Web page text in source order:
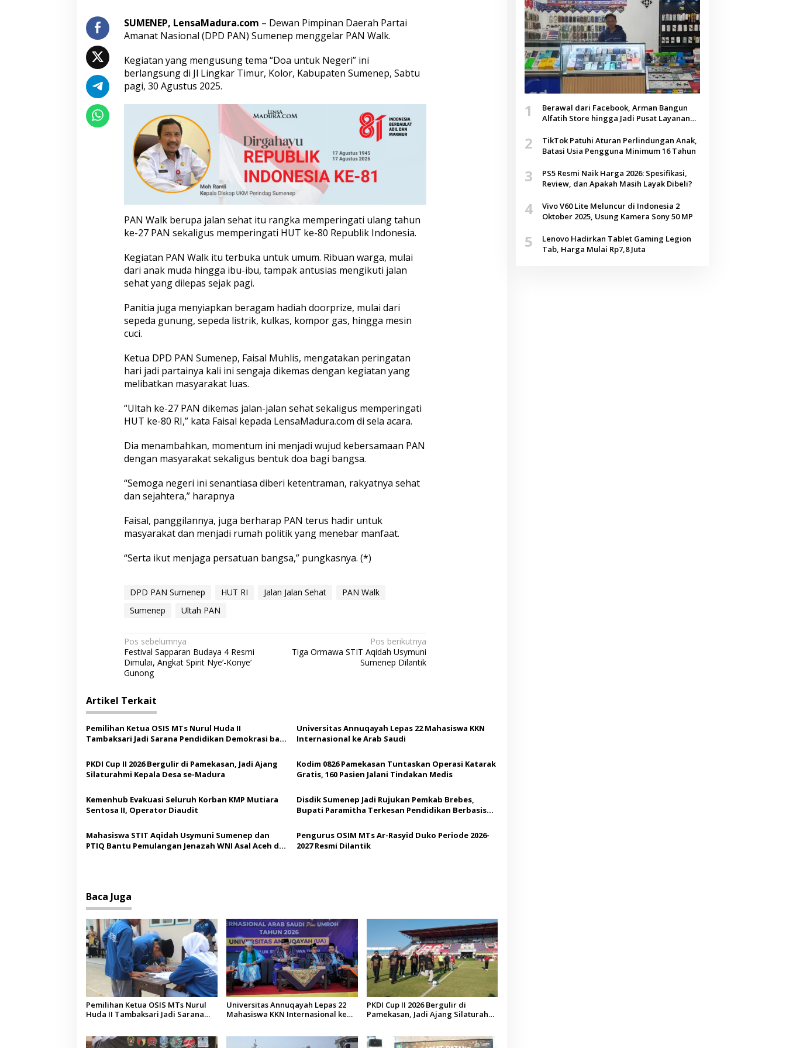
a
u
n
u
k
N
e
g
e
r
i
SUMENEP, LensaMadura.com – Dewan Pimpinan Daerah Partai
Amanat Nasional (DPD PAN) Sumenep menggelar PAN Walk.
Kegiatan yang mengusung tema “Doa untuk Negeri” ini
berlangsung di Jl Lingkar Timur, Kolor, Kabupaten Sumenep, Sabtu
pagi, 30 Agustus 2025.
PAN Walk berupa jalan sehat itu rangka memperingati ulang tahun
ke-27 PAN sekaligus memperingati HUT ke-80 Republik Indonesia.
Kegiatan PAN Walk itu terbuka untuk umum. Ribuan warga, mulai
dari anak muda hingga ibu-ibu, tampak antusias mengikuti jalan
sehat yang dilepas sejak pagi.
Panitia juga menyiapkan beragam hadiah doorprize, mulai dari
sepeda gunung, sepeda listrik, kulkas, kompor gas, hingga mesin
cuci.
Ketua DPD PAN Sumenep, Faisal Muhlis, mengatakan peringatan
hari jadi partainya kali ini sengaja dikemas dengan kegiatan yang
melibatkan masyarakat luas.
“Ultah ke-27 PAN dikemas jalan-jalan sehat sekaligus memperingati
HUT ke-80 RI,” kata Faisal kepada LensaMadura.com di sela acara.
Dia menambahkan, momentum ini menjadi wujud kebersamaan PAN
dengan masyarakat sekaligus bentuk doa bagi bangsa.
“Semoga negeri ini senantiasa diberi ketentraman, rakyatnya sehat
dan sejahtera,” harapnya
Faisal, panggilannya, juga berharap PAN terus hadir untuk
masyarakat dan menjadi rumah politik yang menebar manfaat.
“Serta ikut menjaga persatuan bangsa,” pungkasnya. (*)
DPD PAN Sumenep HUT RI Jalan Jalan Sehat
PAN Walk
Sumenep
Ultah PAN
N
a
v
i
g
a
s
i
p
o
s
Pos sebelumnya
Festival Sapparan Budaya 4 Resmi
Dimulai, Angkat Spirit Nye’-Konye’
Gunong
Pos berikutnya
Tiga Ormawa STIT Aqidah Usymuni
Sumenep Dilantik
Artikel Terkait
Pemilihan Ketua OSIS MTs Nurul Huda II
Tambaksari Jadi Sarana Pendidikan Demokrasi bagi
Universitas Annuqayah Lepas 22 Mahasiswa KKN
Internasional ke Arab Saudi
PKDI Cup II 2026 Bergulir di Pamekasan, Jadi Ajang
Silaturahmi Kepala Desa se-Madura
Kodim 0826 Pamekasan Tuntaskan Operasi Katarak
Gratis, 160 Pasien Jalani Tindakan Medis
Kemenhub Evakuasi Seluruh Korban KMP Mutiara
Sentosa II, Operator Diaudit
Disdik Sumenep Jadi Rujukan Pemkab Brebes,
Bupati Paramitha Terkesan Pendidikan Berbasis
Mahasiswa STIT Aqidah Usymuni Sumenep dan
PTIQ Bantu Pemulangan Jenazah WNI Asal Aceh di
Pengurus OSIM MTs Ar-Rasyid Duko Periode 2026-
2027 Resmi Dilantik
Baca Juga
Pemilihan Ketua OSIS MTs Nurul
Huda II Tambaksari Jadi Sarana
Universitas Annuqayah Lepas 22
Mahasiswa KKN Internasional ke
PKDI Cup II 2026 Bergulir di
Pamekasan, Jadi Ajang Silaturahmi
1
Berawal dari Facebook, Arman Bangun
Alfatih Store hingga Jadi Pusat Layanan
2
TikTok Patuhi Aturan Perlindungan Anak,
Batasi Usia Pengguna Minimum 16 Tahun
3
PS5 Resmi Naik Harga 2026: Spesifikasi,
Review, dan Apakah Masih Layak Dibeli?
4
Vivo V60 Lite Meluncur di Indonesia 2
Oktober 2025, Usung Kamera Sony 50 MP
5
Lenovo Hadirkan Tablet Gaming Legion
Tab, Harga Mulai Rp7,8 Juta